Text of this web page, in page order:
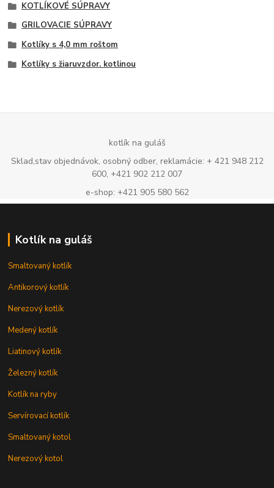
KOTLÍKOVÉ SÚPRAVY
GRILOVACIE SÚPRAVY
Kotlíky s 4,0 mm roštom
Kotlíky s žiaruvzdor. kotlinou
kotlík na guláš
Sklad,stav objednávok, osobný odber, reklamácie: + 421 948 212
600, +421 902 212 007
e-shop: +421 905 580 562
Kotlík na guláš
Smaltovaný kotlík
Antikorový kotlík
Nerezový kotlík
Medený kotlík
Liatinový kotlík
Železný kotlík
Kotlík na ryby
Servírovací kotlík
Smaltovaný kotol
Nerezový kotol